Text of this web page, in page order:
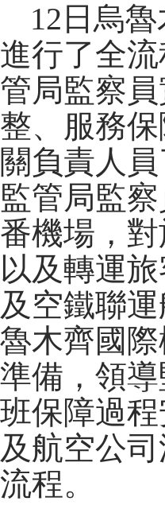
12日烏
進行了全
管局監察
整、服務
關負責人
監管局監
番機場，
以及轉運
及空鐵聯
魯木齊國
準備，領
班保障過
及航空公
流程。